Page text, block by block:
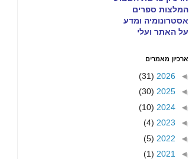
המלצות ספרים
אסטרונומיה ומדע
על האתר ועלי
ארכיון מאמרים
◄
2026
(31)
◄
2025
(30)
◄
2024
(10)
◄
2023
(4)
◄
2022
(5)
◄
2021
(1)